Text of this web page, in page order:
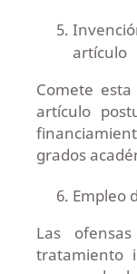
artículo
Comete
artículo
grados
Empleo
Las
tratamiento